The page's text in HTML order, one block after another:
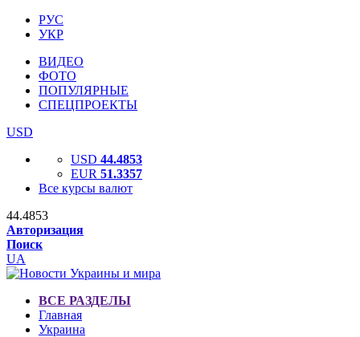
РУС
УКР
ВИДЕО
ФОТО
ПОПУЛЯРНЫЕ
СПЕЦПРОЕКТЫ
USD
USD 44.4853
EUR 51.3357
Все курсы валют
44.4853
Авторизация
Поиск
UA
ВСЕ РАЗДЕЛЫ
Главная
Украина